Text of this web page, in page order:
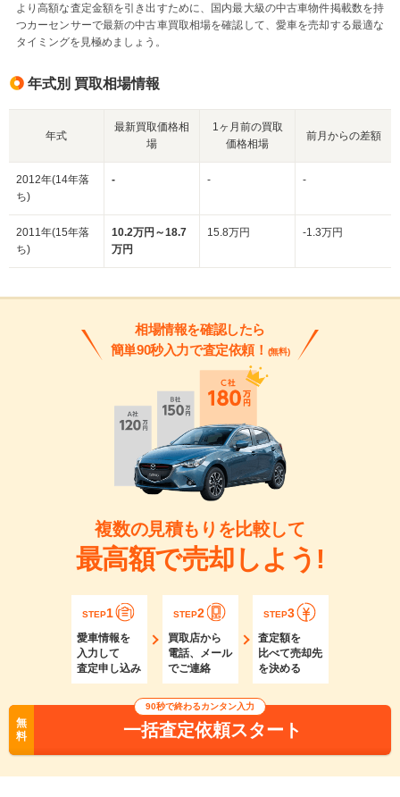
より高額な査定金額を引き出すために、国内最大級の中古車物件掲載数を持
つカーセンサーで最新の中古車買取相場を確認して、愛車を売却する最適な
タイミングを見極めましょう。
年式別 買取相場情報
年式
最新買取価格相
場
1ヶ月前の買取
価格相場
前月からの差額
2012年(14年落
ち)
- - -
2011年(15年落
ち)
10.2万円～18.7
万円
15.8万円 -1.3万円
相場情報を確認したら
簡単90秒入力で査定依頼！ (無料)
複数の見積もりを比較して
最高額で売却しよう!
STEP1
愛車情報を
入力して
査定申し込み
STEP2
買取店から
電話、メール
でご連絡
STEP3
査定額を
比べて売却先
を決める
無
料
90秒で終わるカンタン入力
一括査定依頼スタート